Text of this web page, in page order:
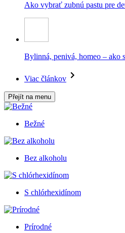
Ako vybrať zubnú pastu pre
Bylinná, penivá, homeo – ako
Viac článkov
Přejít na menu
Bežné
Bez alkoholu
S chlórhexidínom
Prírodné